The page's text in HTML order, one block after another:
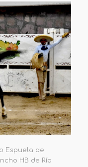
Espuela de
HB de Río